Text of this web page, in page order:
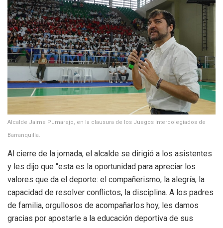
Alcalde Jaime Pumarejo, en la clausura de los Juegos Intercolegiados de
Barranquilla.
Al cierre de la jornada, el alcalde se dirigió a los asistentes
y les dijo que “esta es la oportunidad para apreciar los
valores que da el deporte: el compañerismo, la alegría, la
capacidad de resolver conflictos, la disciplina. A los padres
de familia, orgullosos de acompañarlos hoy, les damos
gracias por apostarle a la educación deportiva de sus